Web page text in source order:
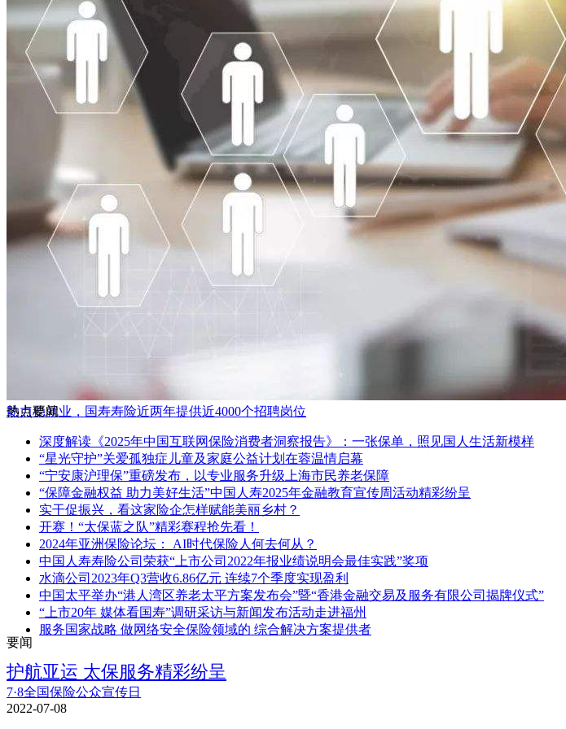
助力稳就业，国寿寿险近两年提供近4000个招聘岗位
热点要闻
深度解读《2025年中国互联网保险消费者洞察报告》：一张保单，照见国人生活新模样
“星光守护”关爱孤独症儿童及家庭公益计划在蓉温情启幕
“宁安康沪理保”重磅发布，以专业服务升级上海市民养老保障
“保障金融权益 助力美好生活”中国人寿2025年金融教育宣传周活动精彩纷呈
实干促振兴，看这家险企怎样赋能美丽乡村？
开赛！“太保蓝之队”精彩赛程抢先看！
2024年亚洲保险论坛： AI时代保险人何去何从？
中国人寿寿险公司荣获“上市公司2022年报业绩说明会最佳实践”奖项
水滴公司2023年Q3营收6.86亿元 连续7个季度实现盈利
中国太平举办“港人湾区养老太平方案发布会”暨“香港金融交易及服务有限公司揭牌仪式”
“上市20年 媒体看国寿”调研采访与新闻发布活动走进福州
服务国家战略 做网络安全保险领域的 综合解决方案提供者
要闻
护航亚运 太保服务精彩纷呈
7·8全国保险公众宣传日
2022-07-08